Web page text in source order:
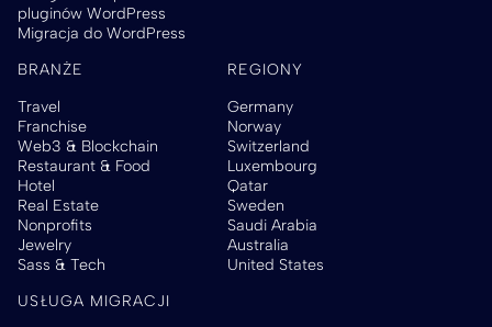
pluginów WordPress
Migracja do WordPress
BRANŻE
Travel
Franchise
Web3 & Blockchain
Restaurant & Food
Hotel
Real Estate
Nonprofits
Jewelry
Sass & Tech
REGIONY
Germany
Norway
Switzerland
Luxembourg
Qatar
Sweden
Saudi Arabia
Australia
United States
USŁUGA MIGRACJI